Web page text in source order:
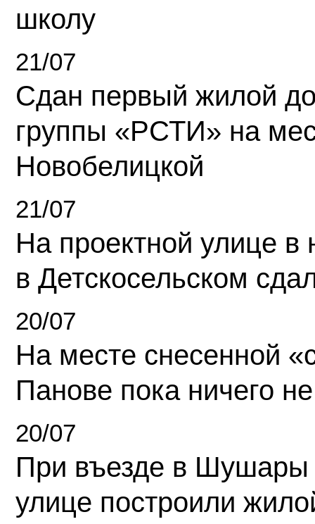
школу
21/07
Сдан первый жилой
группы «РСТИ» на
Новобелицкой
21/07
На проектной улице
в Детскосельском
20/07
На месте снесенной
Панове пока ничего
20/07
При въезде в Шушары
улице построили